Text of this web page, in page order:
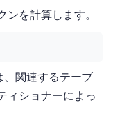
を計算します。
関連するテーブ
ィショナーによっ